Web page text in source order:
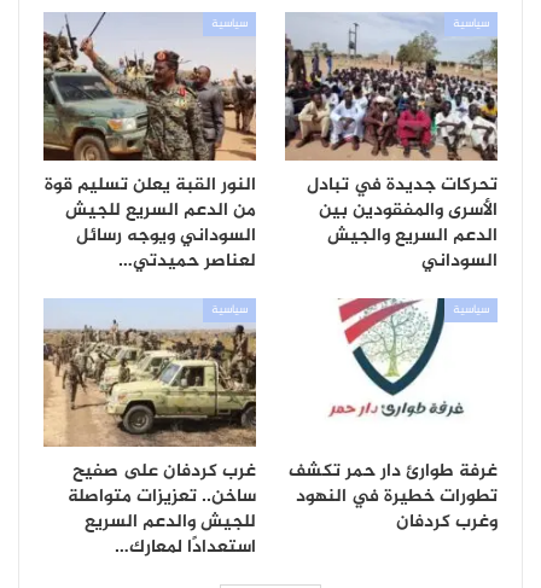
سياسية
تحركات جديدة في تبادل
الأسرى والمفقودين بين
الدعم السريع والجيش
السوداني
سياسية
النور القبة يعلن تسليم قوة
من الدعم السريع للجيش
السوداني ويوجه رسائل
لعناصر حميدتي…
سياسية
غرفة طوارئ دار حمر تكشف
تطورات خطيرة في النهود
وغرب كردفان
سياسية
غرب كردفان على صفيح
ساخن.. تعزيزات متواصلة
للجيش والدعم السريع
استعدادًا لمعارك…